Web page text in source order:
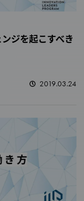
ジを起こすべき
2019.03.24